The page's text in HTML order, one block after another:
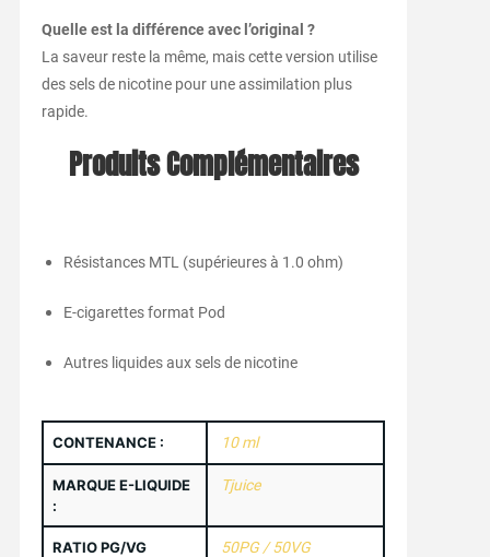
Quelle est la différence avec l’original ?
La saveur reste la même, mais cette version utilise
des sels de nicotine pour une assimilation plus
rapide.
Produits Complémentaires
Résistances MTL (supérieures à 1.0 ohm)
E-cigarettes format Pod
Autres liquides aux sels de nicotine
CONTENANCE : 10 ml
MARQUE E-LIQUIDE
:
Tjuice
RATIO PG/VG 50PG / 50VG